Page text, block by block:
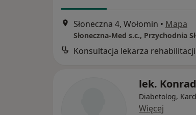
Słoneczna 4, Wołomin • Mapa
Słoneczna-Med s.c., Przychodnia
lek.
Diabetolog,
Więcej